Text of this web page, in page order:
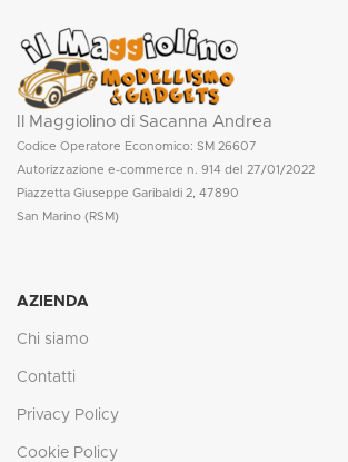
Il Maggiolino di Sacanna Andrea
Codice Operatore Economico: SM 26607
Autorizzazione e-commerce n. 914 del 27/01/2022
Piazzetta Giuseppe Garibaldi 2, 47890
San Marino (RSM)
AZIENDA
Chi siamo
Contatti
Privacy Policy
Cookie Policy